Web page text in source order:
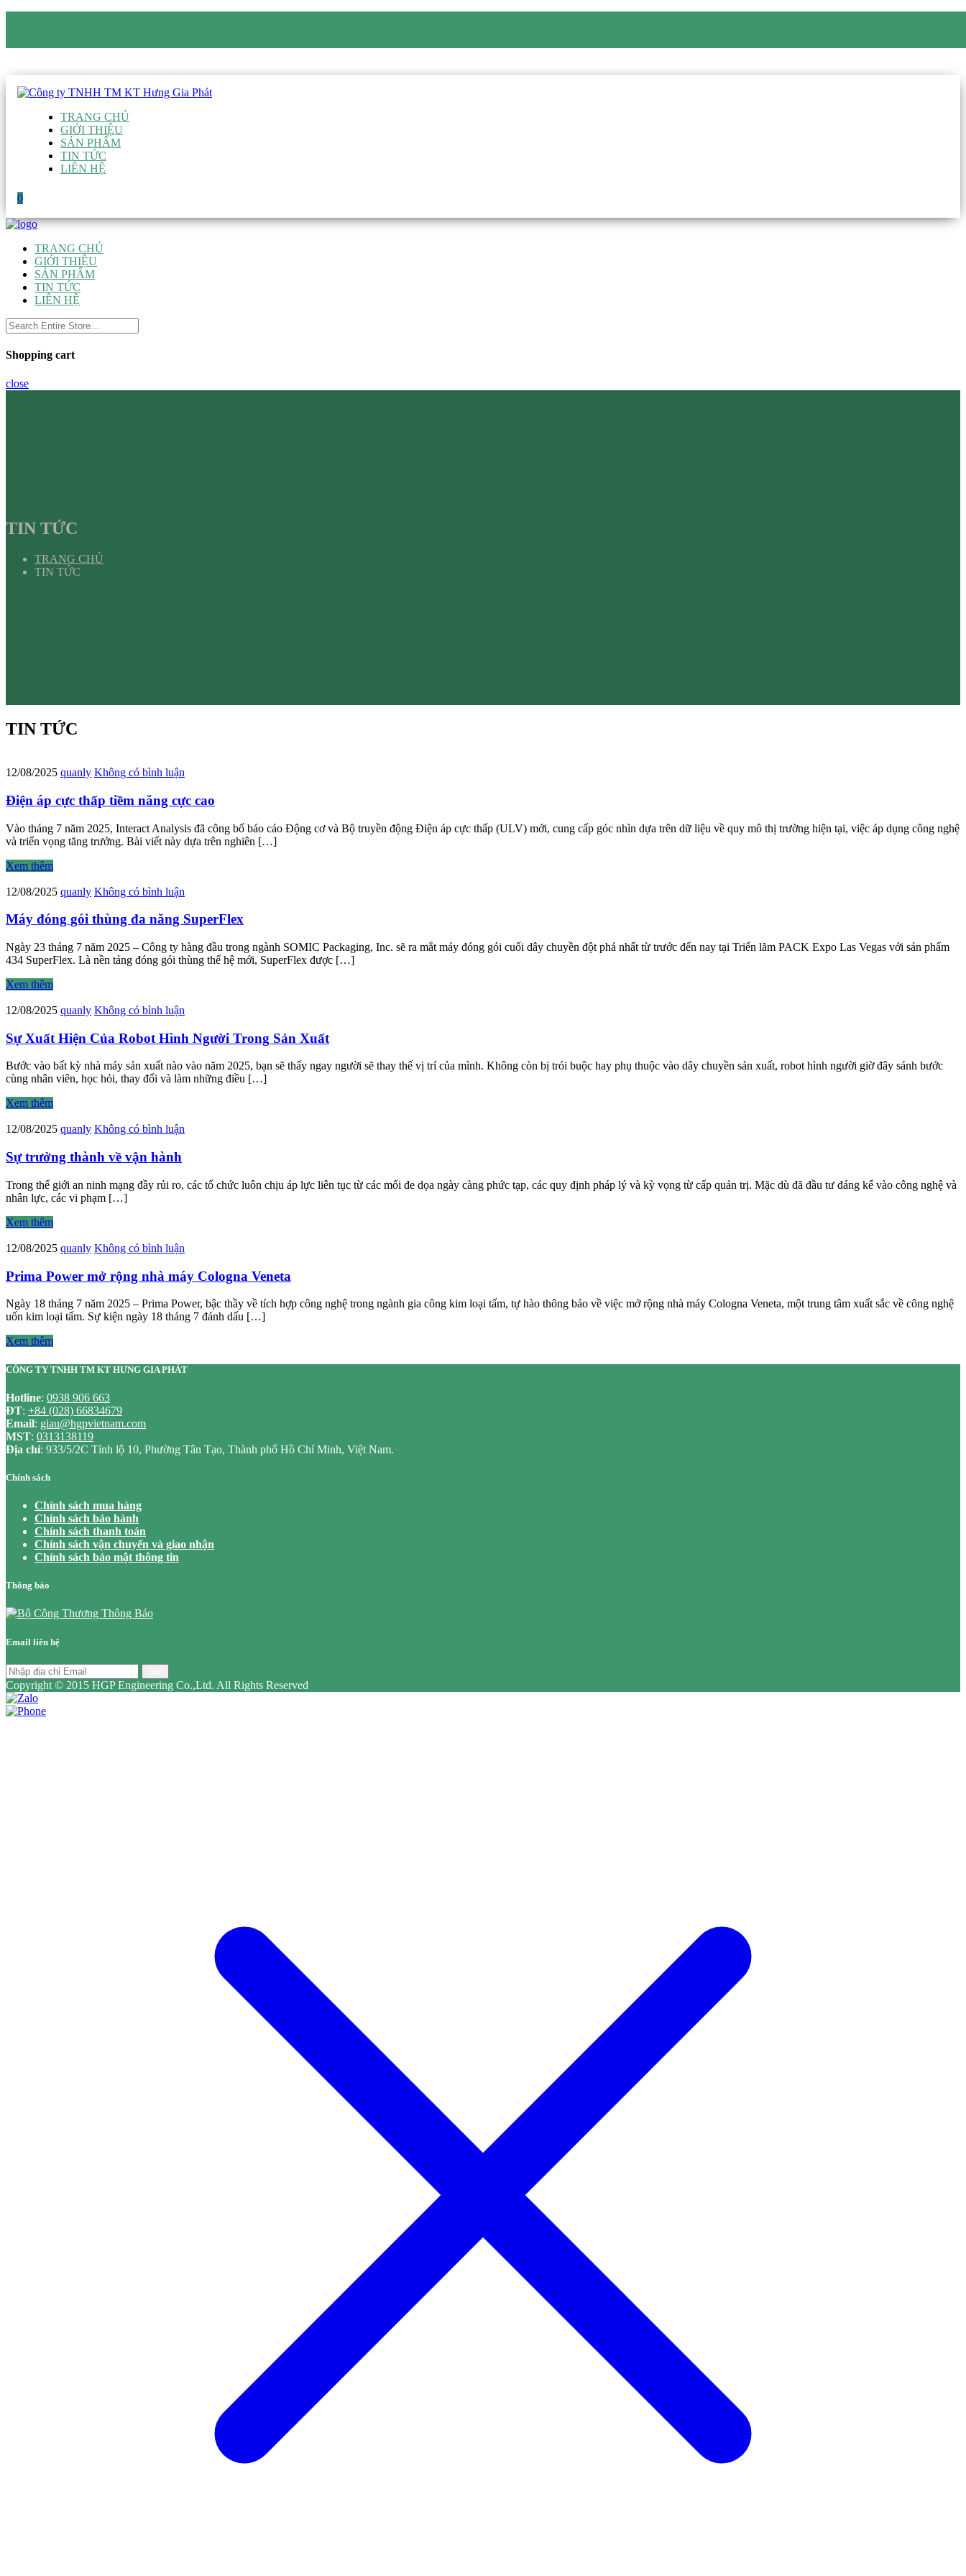
TRANG CHỦ
GIỚI THIỆU
SẢN PHẨM
TIN TỨC
LIÊN HỆ
0
TRANG CHỦ
GIỚI THIỆU
SẢN PHẨM
TIN TỨC
LIÊN HỆ
Shopping cart
close
TIN TỨC
TRANG CHỦ
TIN TỨC
TIN TỨC
12/08/2025 quanly Không có bình luận
Điện áp cực thấp tiềm năng cực cao
Vào tháng 7 năm 2025, Interact Analysis đã công bố báo cáo Động cơ và Bộ truyền động Điện áp cực thấp (ULV) mới, cung cấp góc nhìn dựa trên dữ liệu về quy mô thị trường hiện tại, việc áp dụng công nghệ
và triển vọng tăng trưởng. Bài viết này dựa trên nghiên […]
Xem thêm
12/08/2025 quanly Không có bình luận
Máy đóng gói thùng đa năng SuperFlex
Ngày 23 tháng 7 năm 2025 – Công ty hàng đầu trong ngành SOMIC Packaging, Inc. sẽ ra mắt máy đóng gói cuối dây chuyền đột phá nhất từ trước đến nay tại Triển lãm PACK Expo Las Vegas với sản phẩm
434 SuperFlex. Là nền tảng đóng gói thùng thế hệ mới, SuperFlex được […]
Xem thêm
12/08/2025 quanly Không có bình luận
Sự Xuất Hiện Của Robot Hình Người Trong Sản Xuất
Bước vào bất kỳ nhà máy sản xuất nào vào năm 2025, bạn sẽ thấy ngay người sẽ thay thế vị trí của mình. Không còn bị trói buộc hay phụ thuộc vào dây chuyền sản xuất, robot hình người giờ đây sánh bước
cùng nhân viên, học hỏi, thay đổi và làm những điều […]
Xem thêm
12/08/2025 quanly Không có bình luận
Sự trưởng thành về vận hành
Trong thế giới an ninh mạng đầy rủi ro, các tổ chức luôn chịu áp lực liên tục từ các mối đe dọa ngày càng phức tạp, các quy định pháp lý và kỳ vọng từ cấp quản trị. Mặc dù đã đầu tư đáng kể vào công nghệ và
nhân lực, các vi phạm […]
Xem thêm
12/08/2025 quanly Không có bình luận
Prima Power mở rộng nhà máy Cologna Veneta
Ngày 18 tháng 7 năm 2025 – Prima Power, bậc thầy về tích hợp công nghệ trong ngành gia công kim loại tấm, tự hào thông báo về việc mở rộng nhà máy Cologna Veneta, một trung tâm xuất sắc về công nghệ
uốn kim loại tấm. Sự kiện ngày 18 tháng 7 đánh dấu […]
Xem thêm
CÔNG TY TNHH TM KT HƯNG GIA PHÁT
Hotline: 0938 906 663
ĐT: +84 (028) 66834679
Email: giau@hgpvietnam.com
MST: 0313138119
Địa chỉ: 933/5/2C Tỉnh lộ 10, Phường Tân Tạo, Thành phố Hồ Chí Minh, Việt Nam.
Chính sách
Chính sách mua hàng
Chính sách bảo hành
Chính sách thanh toán
Chính sách vận chuyển và giao nhận
Chính sách bảo mật thông tin
Thông báo
Email liên hệ
Copyright © 2015 HGP Engineering Co.,Ltd. All Rights Reserved